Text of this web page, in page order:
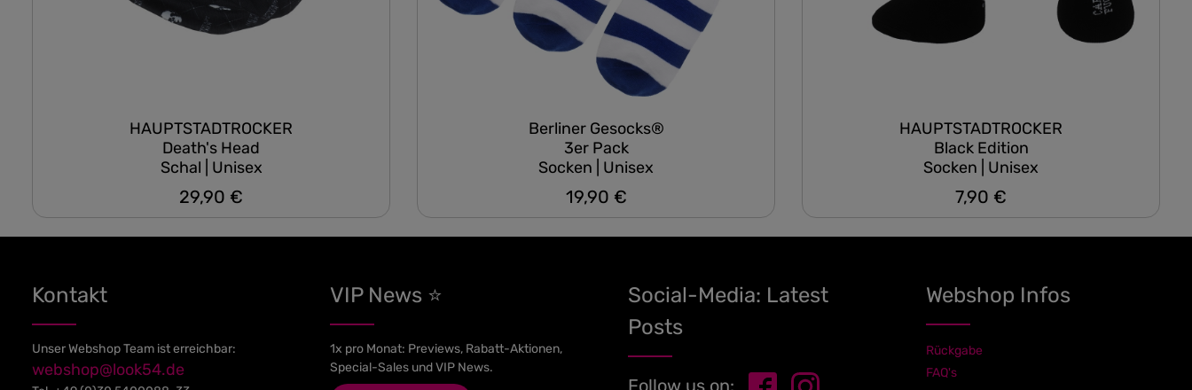
HAUPTSTADTROCKER
Death's Head
Schal | Unisex
Regulärer Preis:
29,90 €
Berliner Gesocks®
3er Pack
Socken | Unisex
Regulärer Preis:
19,90 €
HAUPTSTADTROCKER
Black Edition
Socken | Unisex
Regulärer Preis:
7,90 €
Kontakt
Unser Webshop Team ist erreichbar:
webshop@look54.de
VIP News ⭐
1x pro Monat: Previews, Rabatt-Aktionen,
Special-Sales und VIP News.
Social-Media: Latest
Posts
Follow us on:
Webshop Infos
Rückgabe
FAQ's